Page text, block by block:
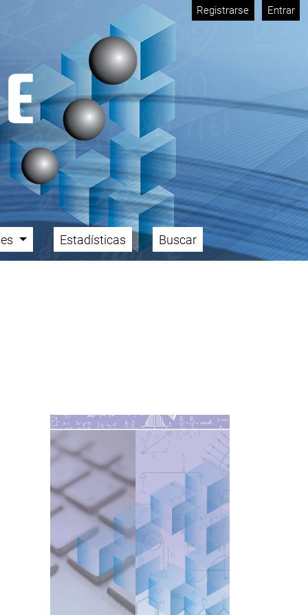
Registrarse Entrar
Estadísticas Buscar
Imagen de portada